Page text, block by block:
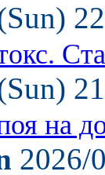
на
2026/